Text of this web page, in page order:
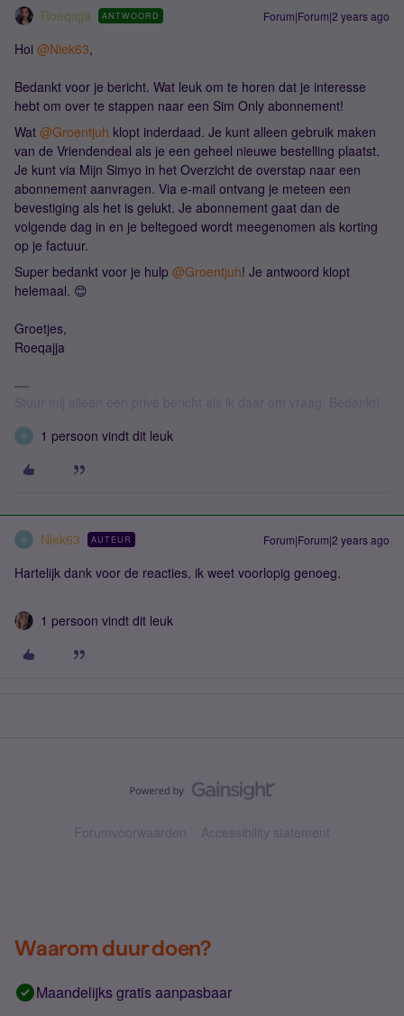
Roeqajja ANTWOORD Forum|Forum|2 years ago
Hoi @Niek63,
Bedankt voor je bericht. Wat leuk om te horen dat je interesse
hebt om over te stappen naar een Sim Only abonnement!
Wat @Groentjuh klopt inderdaad. Je kunt alleen gebruik maken
van de Vriendendeal als je een geheel nieuwe bestelling plaatst.
Je kunt via Mijn Simyo in het Overzicht de overstap naar een
abonnement aanvragen. Via e-mail ontvang je meteen een
bevestiging als het is gelukt. Je abonnement gaat dan de
volgende dag in en je beltegoed wordt meegenomen als korting
op je factuur.
Super bedankt voor je hulp @Groentjuh! Je antwoord klopt
helemaal. 😊
Groetjes,
Roeqajja
N 1 persoon vindt dit leuk
N Niek63 AUTEUR Forum|Forum|2 years ago
Hartelijk dank voor de reacties, ik weet voorlopig genoeg.
1 persoon vindt dit leuk
Forumvoorwaarden Accessibility statement
Waarom duur doen?
Maandelijks gratis aanpasbaar